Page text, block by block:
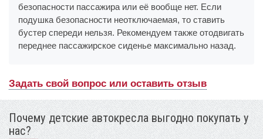
безопасности пассажира или её вообще нет. Если
подушка безопасности неотключаемая, то ставить
бустер спереди нельзя. Рекомендуем также отодвигать
переднее пассажирское сиденье максимально назад.
Задать свой вопрос или оставить отзыв
Почему детские автокресла выгодно покупать у
нас?